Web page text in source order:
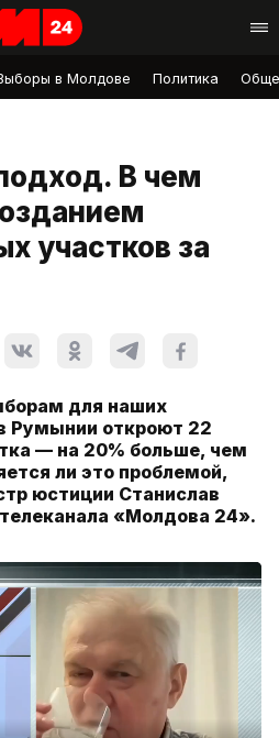
в Молдове Политика
В чем
участков за
для наших
Румынии откроют 22
— на 20% больше, чем
ли это проблемой,
юстиции Станислав
«Молдова 24».